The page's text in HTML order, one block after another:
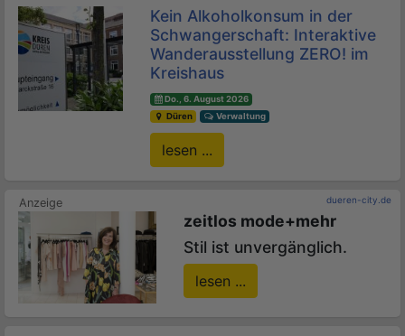
Kein Alkoholkonsum in der
Schwangerschaft: Interaktive
Wanderausstellung ZERO! im
Kreishaus
Do., 6. August 2026
Düren
Verwaltung
lesen ...
dueren-city.de
zeitlos mode+mehr
Stil ist unvergänglich.
lesen ...